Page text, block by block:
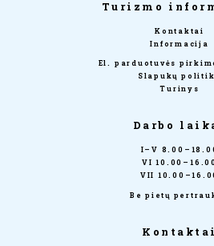
Turizmo
Kontaktai
Informacija
El. parduotuvės
Slapukų
Turinys
Darbo
I–V
VI 10.00–16.00
VII
Be pietų
Kontaktai